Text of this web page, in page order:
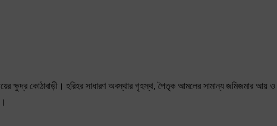
ক্ষুদ্র কোঠাবাড়ী। হরিহর সাধারণ অবস্থার গৃহস্থ, পৈতৃক আমলের সামান্য জমিজমার আয় ও